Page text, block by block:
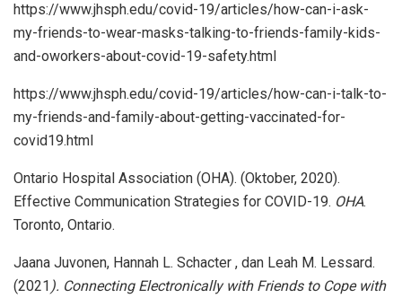
https://www.jhsph.edu/covid-19/articles/how-can-i-ask-
my-friends-to-wear-masks-talking-to-friends-family-kids-
and-oworkers-about-covid-19-safety.html
https://www.jhsph.edu/covid-19/articles/how-can-i-talk-to-
my-friends-and-family-about-getting-vaccinated-for-
covid19.html
Ontario Hospital Association (OHA). (Oktober, 2020).
Effective Communication Strategies for COVID-19. OHA.
Toronto, Ontario.
Jaana Juvonen, Hannah L. Schacter , dan Leah M. Lessard.
(2021 ). Connecting Electronically with Friends to Cope with